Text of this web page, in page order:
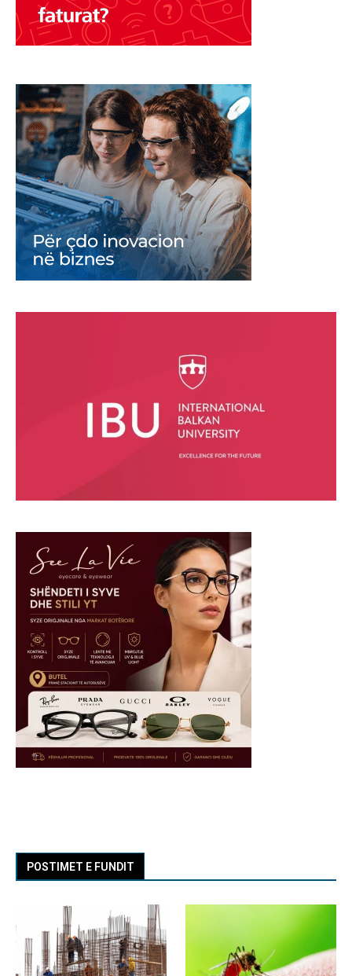
POSTIMET E FUNDIT